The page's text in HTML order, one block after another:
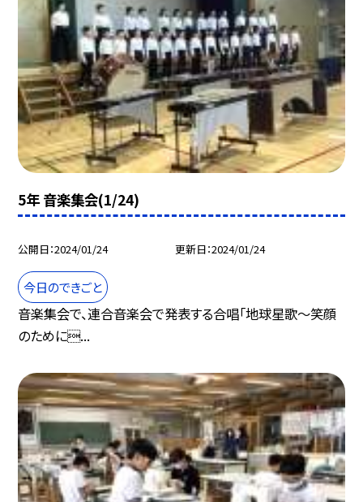
5年 音楽集会(1/24)
公開日 2024/01/24 更新日 2024/01/24
今日のできごと
音楽集会で、連合音楽会で発表する合唱「地球星歌〜笑顔
のために...